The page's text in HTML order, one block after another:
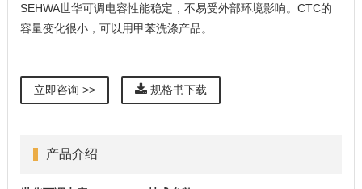
SEHWA世华可调电容性能稳定，不易受外部环境影响。CTC的
容量变化很小，可以用甲苯洗涤产品。
立即咨询 >> 规格书下载
产品介绍